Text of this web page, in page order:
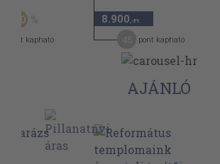
50
pont kapható
8.900 ,-Ft
pont kapható
AJÁNLÓ